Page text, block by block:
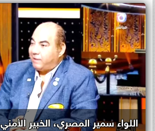
اللواء سمير المصري، الخبير الأمني